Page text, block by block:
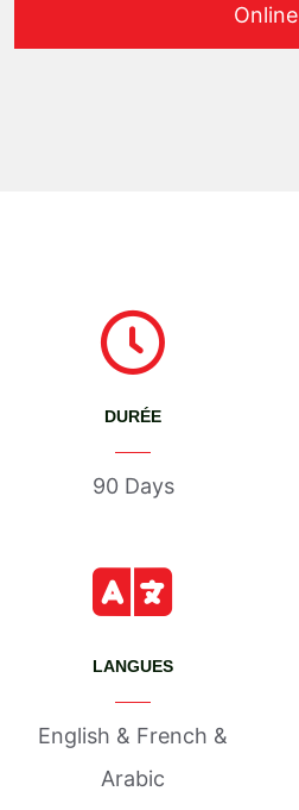
Online
DURÉE
90 Days
LANGUES
English & French &
Arabic